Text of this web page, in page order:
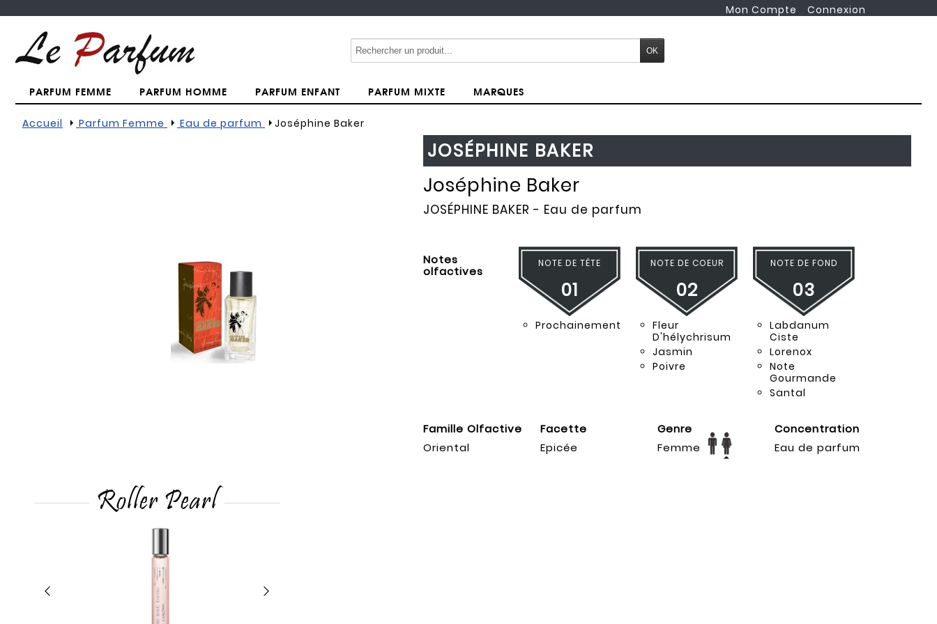
Mon Compte Connexion
PARFUM FEMME PARFUM HOMME PARFUM ENFANT PARFUM MIXTE MARQUES
Accueil Parfum Femme Eau de parfum Joséphine Baker
JOSÉPHINE BAKER
Joséphine Baker
JOSÉPHINE BAKER - Eau de parfum
Notes
olfactives
NOTE DE TÊTE
01
Prochainement
NOTE DE COEUR
02
Fleur
D'hélychrisum
Jasmin
Poivre
NOTE DE FOND
03
Labdanum
Ciste
Lorenox
Note
Gourmande
Santal
Famille Olfactive
Oriental
Facette
Epicée
Genre
Femme
Concentration
Eau de parfum
Roller Pearl